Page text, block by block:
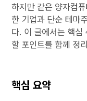
하지만 같은 양자컴
한 기업과 단순 테마
다. 이 글에서는 핵심
할 포인트를 함께 정
핵심 요약